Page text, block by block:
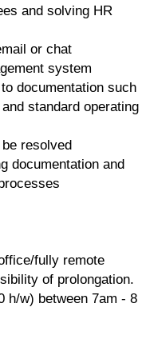
and solving HR
or chat
system
documentation such
standard operating
resolved
documentation and
fully remote
of prolongation.
h/w) between 7am - 8